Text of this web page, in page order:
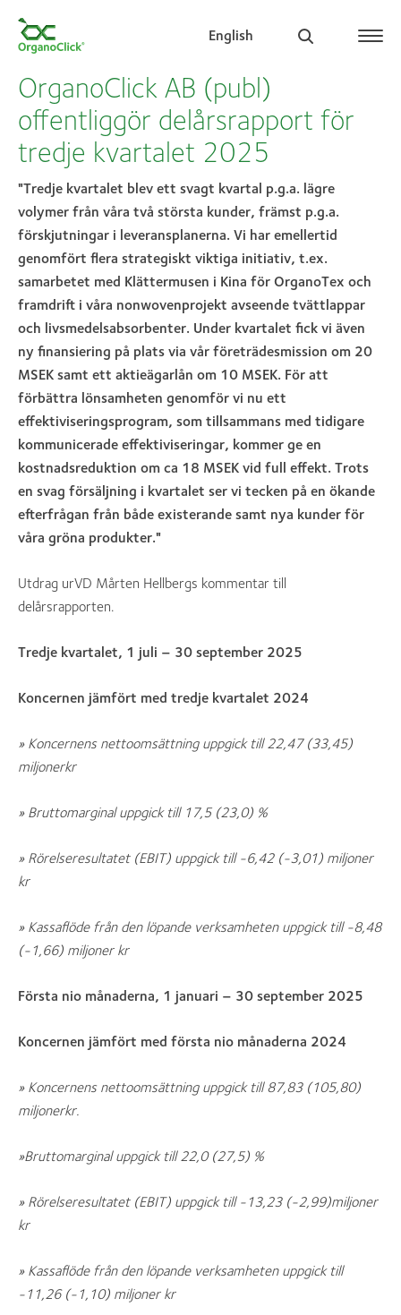
English
Search for:
OrganoClick AB (publ)
offentliggör delårsrapport för
tredje kvartalet 2025
"Tredje kvartalet blev ett svagt kvartal p.g.a. lägre
volymer från våra två största kunder, främst p.g.a.
förskjutningar i leveransplanerna. Vi har emellertid
genomfört flera strategiskt viktiga initiativ, t.ex.
samarbetet med Klättermusen i Kina för OrganoTex och
framdrift i våra nonwovenprojekt avseende tvättlappar
och livsmedelsabsorbenter. Under kvartalet fick vi även
ny finansiering på plats via vår företrädesmission om 20
MSEK samt ett aktieägarlån om 10 MSEK. För att
förbättra lönsamheten genomför vi nu ett
effektiviseringsprogram, som tillsammans med tidigare
kommunicerade effektiviseringar, kommer ge en
kostnadsreduktion om ca 18 MSEK vid full effekt. Trots
en svag försäljning i kvartalet ser vi tecken på en ökande
efterfrågan från både existerande samt nya kunder för
våra gröna produkter."
Utdrag urVD Mårten Hellbergs kommentar till
delårsrapporten.
Tredje kvartalet, 1 juli – 30 september 2025
Koncernen jämfört med tredje kvartalet 2024
» Koncernens nettoomsättning uppgick till 22,47 (33,45)
miljonerkr
» Bruttomarginal uppgick till 17,5 (23,0) %
» Rörelseresultatet (EBIT) uppgick till -6,42 (-3,01) miljoner
kr
» Kassaflöde från den löpande verksamheten uppgick till -8,48
(-1,66) miljoner kr
Första nio månaderna, 1 januari – 30 september 2025
Koncernen jämfört med första nio månaderna 2024
» Koncernens nettoomsättning uppgick till 87,83 (105,80)
miljonerkr.
»Bruttomarginal uppgick till 22,0 (27,5) %
» Rörelseresultatet (EBIT) uppgick till -13,23 (-2,99)miljoner
kr
» Kassaflöde från den löpande verksamheten uppgick till
-11,26 (-1,10) miljoner kr